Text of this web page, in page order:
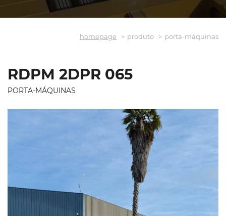
homepage produto porta-máquinas
RDPM 2DPR 065
PORTA-MÁQUINAS